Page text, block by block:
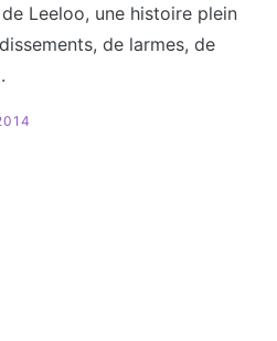
Leeloo, une histoire plein
de larmes, de